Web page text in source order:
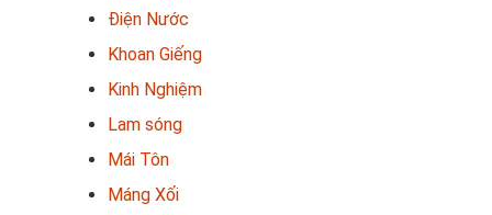
Điện Nước
Khoan Giếng
Kinh Nghiệm
Lam sóng
Mái Tôn
Máng Xối